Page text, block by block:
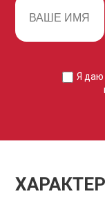
Я даю